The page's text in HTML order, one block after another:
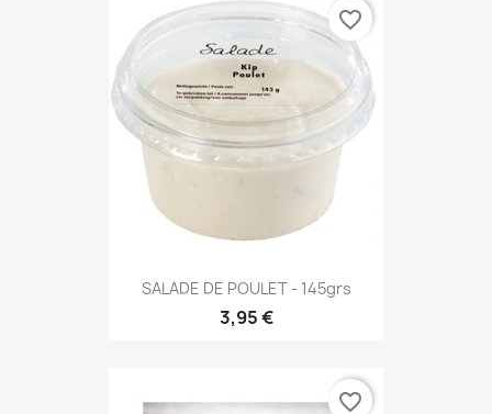
SALADE DE POULET - 145grs
3,95 €
favorite_border
favorite_border